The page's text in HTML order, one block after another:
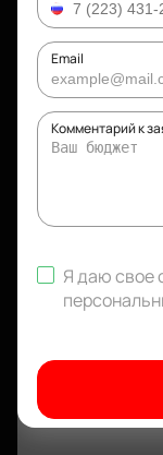
Email
Комментарий к
Я даю свое